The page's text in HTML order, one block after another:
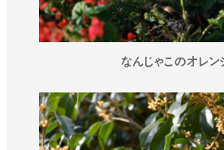
なんじゃこのオレン